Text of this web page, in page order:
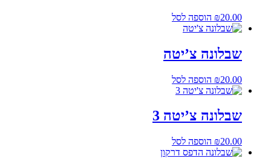
₪20.00 הוספה לסל
שבלונה צ’יטה
₪20.00 הוספה לסל
שבלונה צ’יטה 3
₪20.00 הוספה לסל